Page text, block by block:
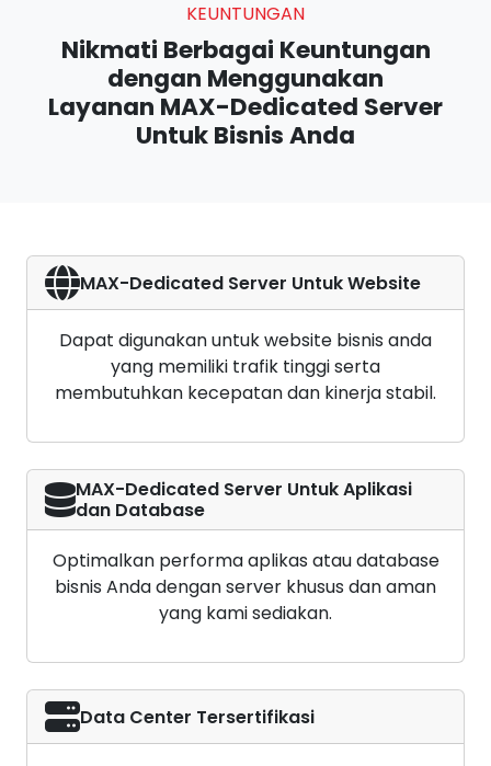
KEUNTUNGAN
Nikmati Berbagai Keuntungan
dengan Menggunakan
Layanan MAX-Dedicated Server
Untuk Bisnis Anda
MAX-Dedicated Server Untuk Website
Dapat digunakan untuk website bisnis anda
yang memiliki trafik tinggi serta
membutuhkan kecepatan dan kinerja stabil.
MAX-Dedicated Server Untuk Aplikasi
dan Database
Optimalkan performa aplikas atau database
bisnis Anda dengan server khusus dan aman
yang kami sediakan.
Data Center Tersertifikasi